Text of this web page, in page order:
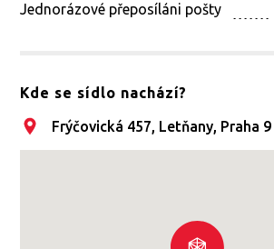
Jednorázové přeposíláni pošty
Kde se sídlo nachází?
Frýčovická 457, Letňany, Praha